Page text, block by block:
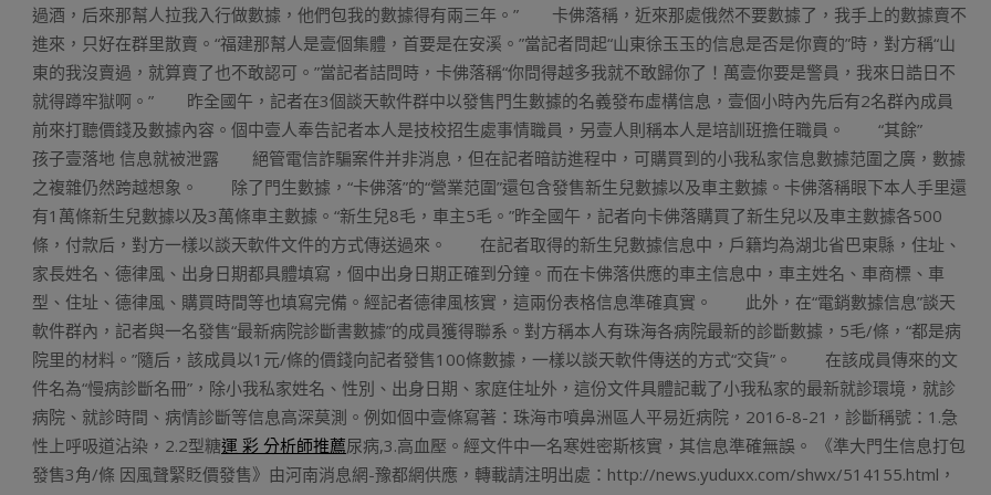
過酒，后來那幫人拉我入行做數據，他們包我的數據得有兩三年。” 卡佛落稱，近來那處俄然不要數據了，我手上的數據賣不
進來，只好在群里散賣。“福建那幫人是壹個集體，首要是在安溪。”當記者問起“山東徐玉玉的信息是否是你賣的”時，對方稱“山
東的我沒賣過，就算賣了也不敢認可。”當記者詰問時，卡佛落稱“你問得越多我就不敢歸你了！萬壹你要是警員，我來日誥日不
就得蹲牢獄啊。” 昨全國午，記者在3個談天軟件群中以發售門生數據的名義發布虛構信息，壹個小時內先后有2名群內成員
前來打聽價錢及數據內容。個中壹人奉告記者本人是技校招生處事情職員，另壹人則稱本人是培訓班擔任職員。 “其餘”
孩子壹落地 信息就被泄露 絕管電信詐騙案件并非消息，但在記者暗訪進程中，可購買到的小我私家信息數據范圍之廣，數據
之複雜仍然跨越想象。 除了門生數據，“卡佛落”的“營業范圍”還包含發售新生兒數據以及車主數據。卡佛落稱眼下本人手里還
有1萬條新生兒數據以及3萬條車主數據。“新生兒8毛，車主5毛。”昨全國午，記者向卡佛落購買了新生兒以及車主數據各500
條，付款后，對方一樣以談天軟件文件的方式傳送過來。 在記者取得的新生兒數據信息中，戶籍均為湖北省巴東縣，住址、
家長姓名、德律風、出身日期都具體填寫，個中出身日期正確到分鐘。而在卡佛落供應的車主信息中，車主姓名、車商標、車
型、住址、德律風、購買時間等也填寫完備。經記者德律風核實，這兩份表格信息準確真實。 此外，在“電銷數據信息”談天
軟件群內，記者與一名發售“最新病院診斷書數據”的成員獲得聯系。對方稱本人有珠海各病院最新的診斷數據，5毛/條，“都是病
院里的材料。”隨后，該成員以1元/條的價錢向記者發售100條數據，一樣以談天軟件傳送的方式“交貨”。 在該成員傳來的文
件名為“慢病診斷名冊”，除小我私家姓名、性別、出身日期、家庭住址外，這份文件具體記載了小我私家的最新就診環境，就診
病院、就診時間、病情診斷等信息高深莫測。例如個中壹條寫著：珠海市噴鼻洲區人平易近病院，2016-8-21，診斷稱號：1.急
性上呼吸道沾染，2.2型糖運 彩 分析師推薦尿病,3.高血壓。經文件中一名寒姓密斯核實，其信息準確無誤。 《準大門生信息打包
發售3角/條 因風聲緊貶價發售》由河南消息網-豫都網供應，轉載請注明出處：http://news.yuduxx.com/shwx/514155.html，